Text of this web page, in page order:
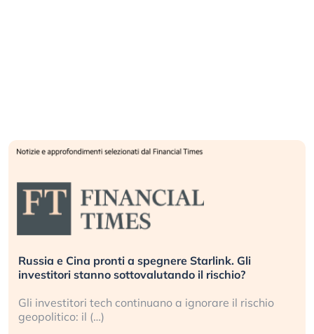
Russia e Cina pronti a spegnere Starlink. Gli
investitori stanno sottovalutando il rischio?
Gli investitori tech continuano a ignorare il rischio
geopolitico: il (…)